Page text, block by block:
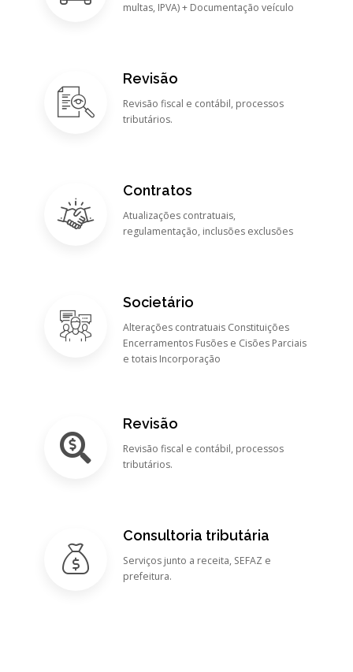
multas, IPVA) + Documentação veículo
Revisão
Revisão fiscal e contábil, processos
tributários.
Contratos
Atualizações contratuais,
regulamentação, inclusões exclusões
Societário
Alterações contratuais Constituições
Encerramentos Fusões e Cisões Parciais
e totais Incorporação
Revisão
Revisão fiscal e contábil, processos
tributários.
Consultoria tributária
Serviços junto a receita, SEFAZ e
prefeitura.